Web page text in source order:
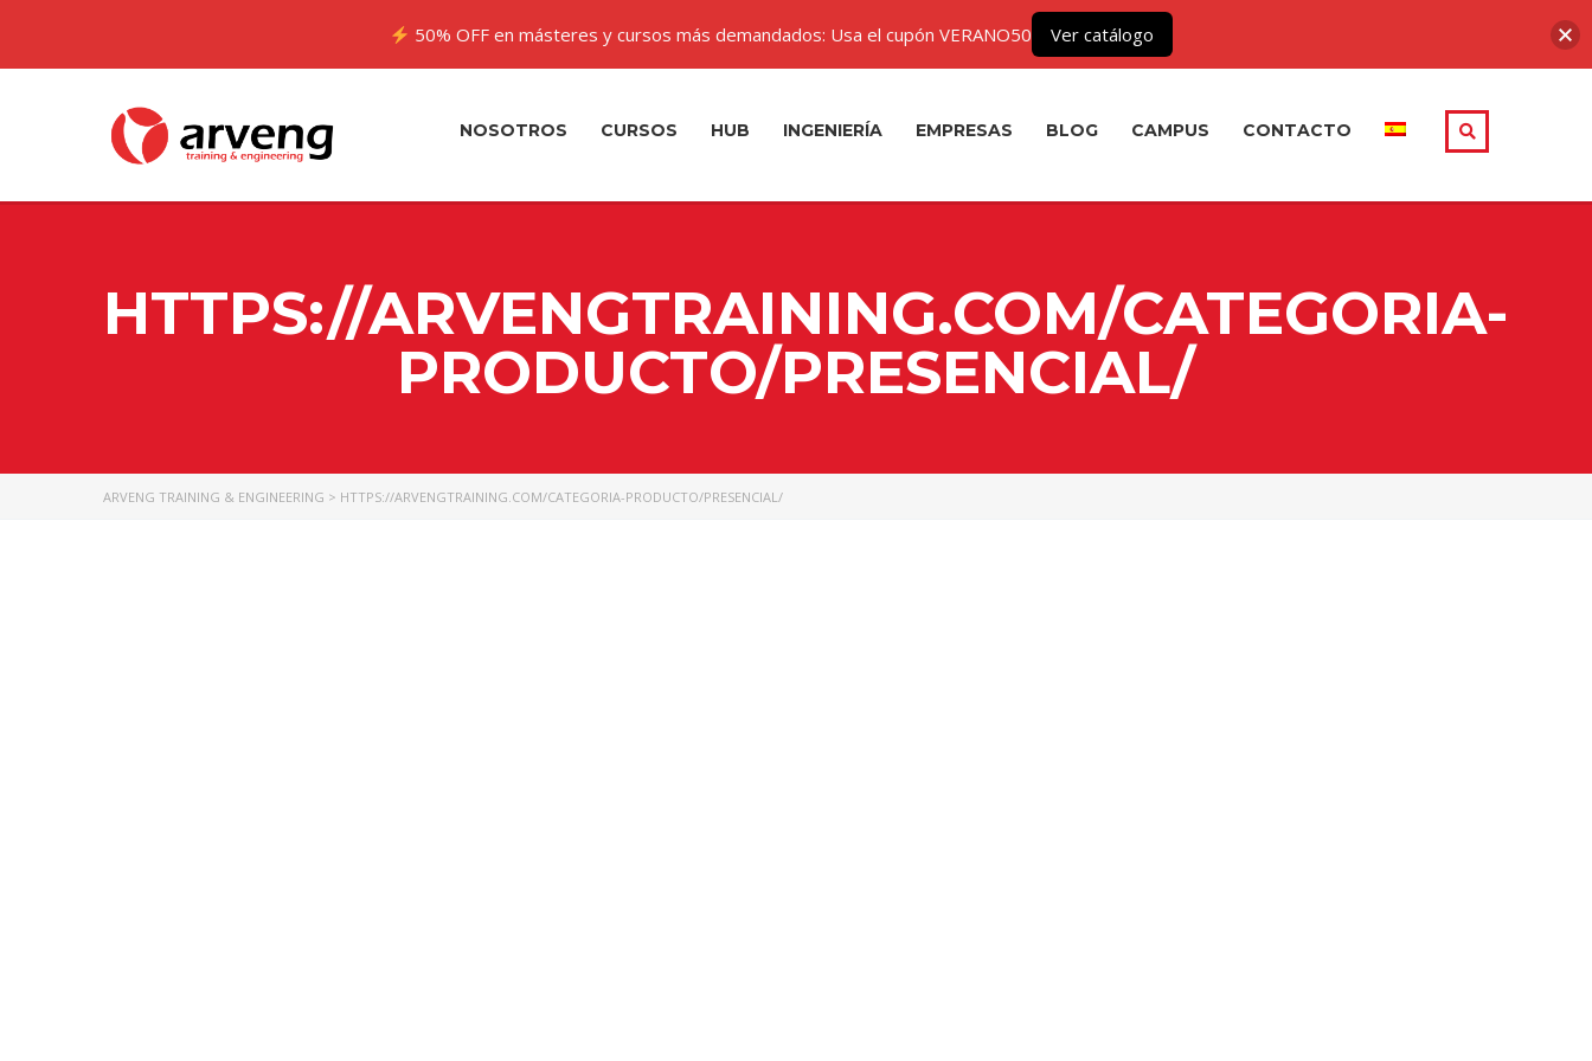
NOSOTROS CURSOS HUB INGENIERÍA EMPRESAS BLOG CAMPUS CONTACTO
HTTPS://ARVENGTRAINING.COM/CATEGORIA-
PRODUCTO/PRESENCIAL/
ARVENG TRAINING & ENGINEERING > HTTPS://ARVENGTRAINING.COM/CATEGORIA-PRODUCTO/PRESENCIAL/
50% OFF en másteres y cursos más demandados: Usa el cupón VERANO50 Ver catálogo